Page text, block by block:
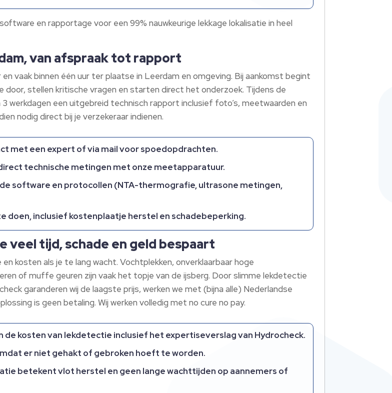
en rapportage voor een 99% nauwkeurige lekkage lokalisatie in heel
van afspraak tot rapport
vaak binnen één uur ter plaatse in Leerdam en omgeving.​ Bij aankomst begint
stellen kritische vragen en starten direct het onderzoek.​ Tijdens de
werkdagen een uitgebreid technisch rapport inclusief foto’s, meetwaarden en
nodig direct bij je verzekeraar indienen.​
met een expert of via mail voor spoedopdrachten.​
technische metingen met onze meetapparatuur.​
software en protocollen (NTA-thermografie, ultrasone metingen,
doen, inclusief kostenplaatje herstel en schadebeperking.​
veel tijd, schade en geld bespaart
kosten als je te lang wacht.​ Vochtplekken, onverklaarbaar hoge
of muffe geuren zijn vaak het topje van de ijsberg.​ Door slimme lekdetectie
garanderen wij de laagste prijs, werken we met (bijna alle) Nederlandse
is geen betaling.​ Wij werken volledig met no cure no pay.​
de kosten van lekdetectie inclusief het expertiseverslag van Hydrocheck.​
er niet gehakt of gebroken hoeft te worden.​
betekent vlot herstel en geen lange wachttijden op aannemers of